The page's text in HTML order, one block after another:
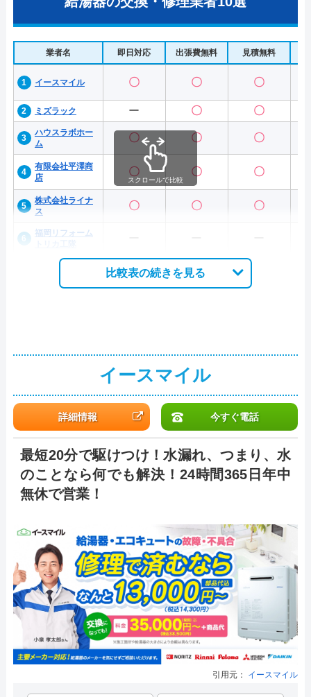
業者名 即日対応 出張費無料 見積無料
イースマイル 〇 〇 〇
ミズラック ー 〇 〇
ハウスラボホー
ム
〇 〇 〇
有限会社平澤商
店
〇 〇 〇
株式会社ライナ
ス
〇 〇 〇
福岡リフォーム
スクロールで比較
比較表の続きを見る
イースマイル
詳細情報 今すぐ電話
最短20分で駆けつけ！水漏れ、つまり、水
のことなら何でも解決！24時間365日年中
無休で営業！
引用元： イースマイル